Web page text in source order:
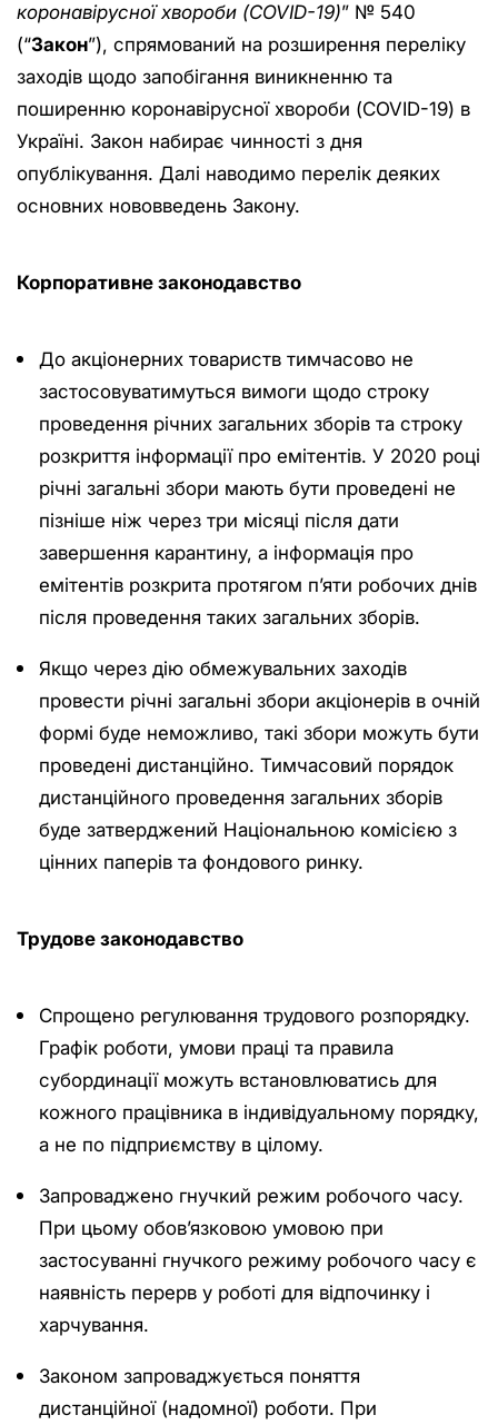
коронавірусної хвороби (COVID-19)” № 540
(“Закон”), спрямований на розширення переліку
заходів щодо запобігання виникненню та
поширенню коронавірусної хвороби (COVID-19) в
Україні. Закон набирає чинності з дня
опублікування. Далі наводимо перелік деяких
основних нововведень Закону.
Корпоративне законодавство
До акціонерних товариств тимчасово не
застосовуватимуться вимоги щодо строку
проведення річних загальних зборів та строку
розкриття інформації про емітентів. У 2020 році
річні загальні збори мають бути проведені не
пізніше ніж через три місяці після дати
завершення карантину, а інформація про
емітентів розкрита протягом п’яти робочих днів
після проведення таких загальних зборів.
Якщо через дію обмежувальних заходів
провести річні загальні збори акціонерів в очній
формі буде неможливо, такі збори можуть бути
проведені дистанційно. Тимчасовий порядок
дистанційного проведення загальних зборів
буде затверджений Національною комісією з
цінних паперів та фондового ринку.
Трудове законодавство
Спрощено регулювання трудового розпорядку.
Графік роботи, умови праці та правила
субординації можуть встановлюватись для
кожного працівника в індивідуальному порядку,
а не по підприємству в цілому.
Запроваджено гнучкий режим робочого часу.
При цьому обов’язковою умовою при
застосуванні гнучкого режиму робочого часу є
наявність перерв у роботі для відпочинку і
харчування.
Законом запроваджується поняття
дистанційної (надомної) роботи. При